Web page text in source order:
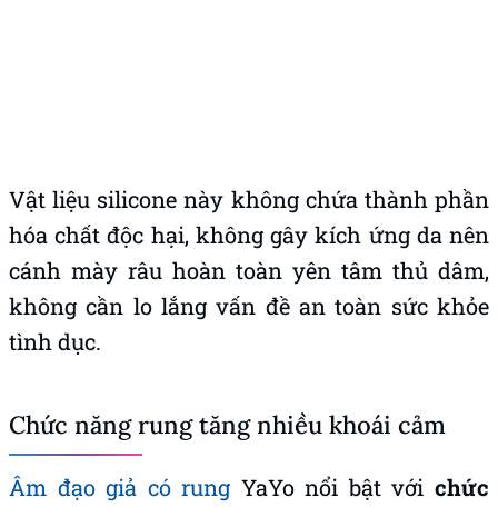
Vật liệu silicone này không chứa thành phần
hóa chất độc hại, không gây kích ứng da nên
cánh mày râu hoàn toàn yên tâm thủ dâm,
không cần lo lắng vấn đề an toàn sức khỏe
tình dục.
Chức năng rung tăng nhiều khoái cảm
Âm đạo giả có rung YaYo nổi bật vớichức